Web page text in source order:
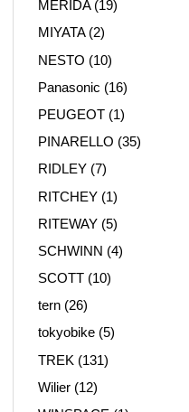
MERIDA(19)
MIYATA(2)
NESTO (10)
Panasonic (16)
PEUGEOT (1)
PINARELLO (35)
RIDLEY (7)
RITCHEY (1)
RITEWAY (5)
SCHWINN (4)
SCOTT (10)
tern (26)
tokyobike (5)
TREK (131)
Wilier (12)